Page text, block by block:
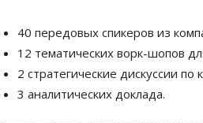
40 передовых спикеров из
12 тематических ворк-шопов
2 стратегические дискуссии
3 аналитических доклада.